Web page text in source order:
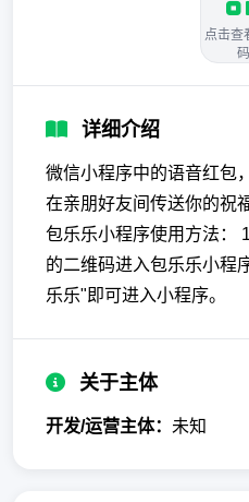
点击查
码
详细介绍
微信小程序中的语音红包
在亲朋好友间传送你的祝
包乐乐小程序使用方法：
的二维码进入包乐乐小程
乐乐"即可进入小程序。
关于主体
开发/运营主体： 未知